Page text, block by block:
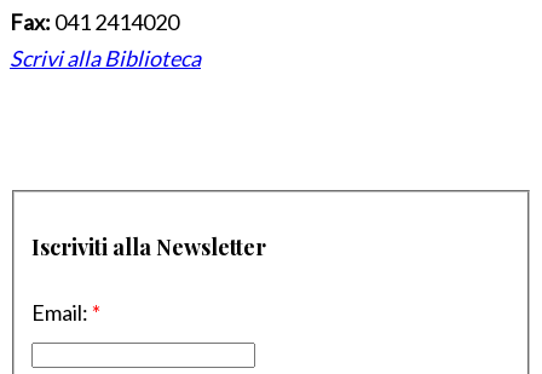
Fax: 041 2414020
Scrivi alla Biblioteca
Iscriviti alla Newsletter
Email: *